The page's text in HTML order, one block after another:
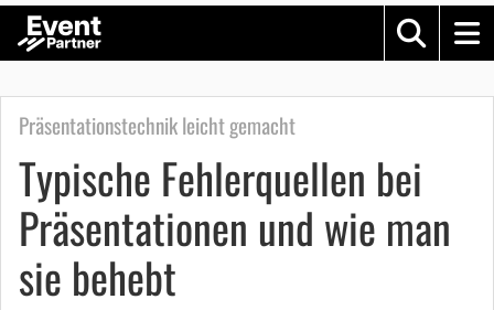
Präsentationstechnik leicht gemacht
Typische Fehlerquellen bei
Präsentationen und wie man
sie behebt